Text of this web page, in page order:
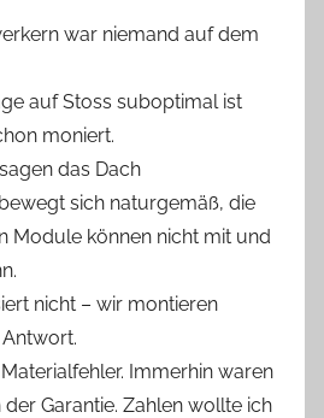
war niemand auf dem
auf Stoss suboptimal ist
moniert.
das Dach
sich naturgemäß, die
Module können nicht mit und
nicht – wir montieren
Immerhin waren
Garantie. Zahlen wollte ich